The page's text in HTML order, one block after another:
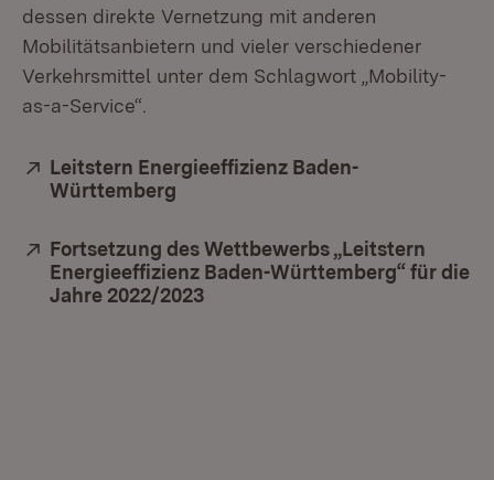
dessen direkte Vernetzung mit anderen
Mobilitätsanbietern und vieler verschiedener
Verkehrsmittel unter dem Schlagwort „Mobility-
as-a-Service“.
Extern:
Leitstern Energieeffizienz Baden-
Württemberg
Extern:
Fortsetzung des Wettbewerbs „Leitstern
Energieeffizienz Baden-Württemberg“ für die
Jahre 2022/2023